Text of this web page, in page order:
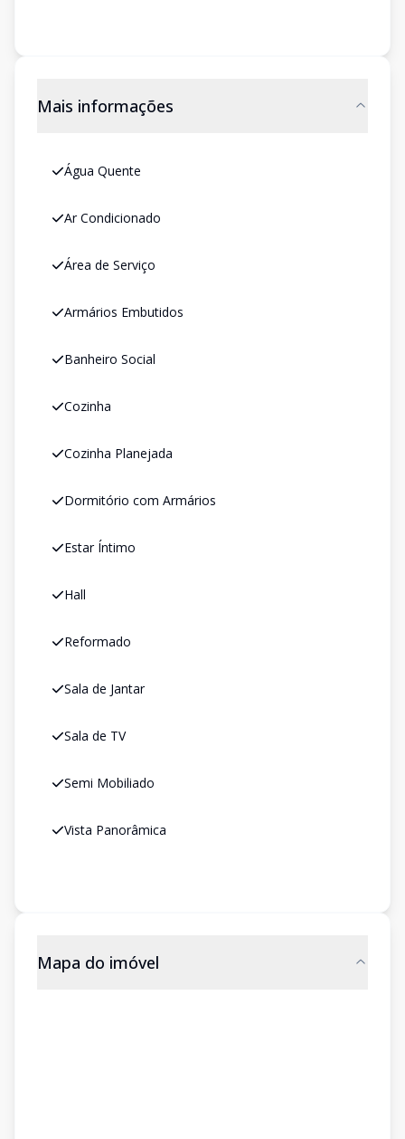
Mais informações
Água Quente
Ar Condicionado
Área de Serviço
Armários Embutidos
Banheiro Social
Cozinha
Cozinha Planejada
Dormitório com Armários
Estar Íntimo
Hall
Reformado
Sala de Jantar
Sala de TV
Semi Mobiliado
Vista Panorâmica
Mapa do imóvel